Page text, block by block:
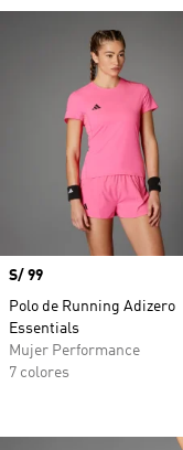
Precio
S/ 99
Polo de Running Adizero
Essentials
Mujer Performance
7 colores